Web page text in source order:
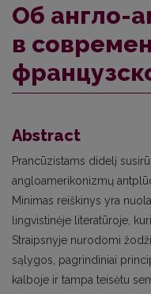
Об англо-
в
Abstract
Prancūzistams didelį
angloamerikonizmų
Minimas reiškinys yra
lingvistinėje literatūroje,
Straipsnyje nurodomi
sąlygos, pagrindiniai
kalboje ir tampa teisėtu